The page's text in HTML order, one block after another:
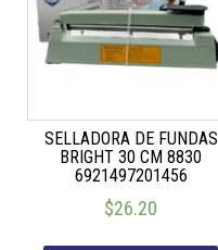
SELLADORA DE FUNDAS
BRIGHT 30 CM 8830
6921497201456
$26.20